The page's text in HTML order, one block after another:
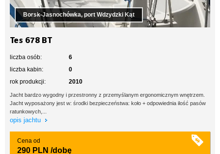
Borsk-Jasnochówka, port Wdzydzki Kąt
Tes 678 BT
liczba osób:
6
liczba kabin:
0
rok produkcji:
2010
Jacht bardzo wygodny i przestronny z przemyślanym ergonomicznym wnętrzem.
Jacht wyposażony jest w: środki bezpieczeństwa: koło + odpowiednia ilość pasów
ratunkowych,...
opis jachtu
Cena od
290 PLN /dobę